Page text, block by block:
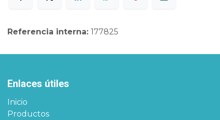
Referencia interna: 177825
Enlaces útiles
Inicio
Productos